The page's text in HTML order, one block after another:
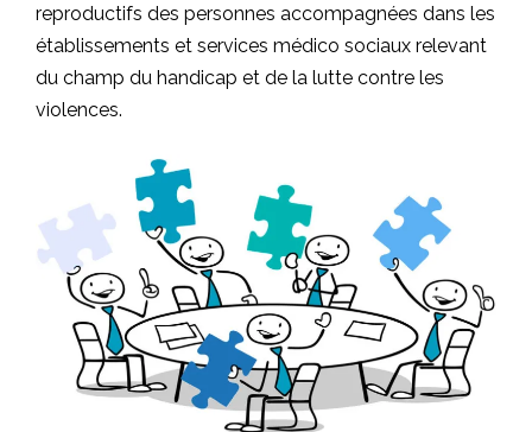
reproductifs des personnes accompagnées dans les
établissements et services médico sociaux relevant
du champ du handicap et de la lutte contre les
violences.